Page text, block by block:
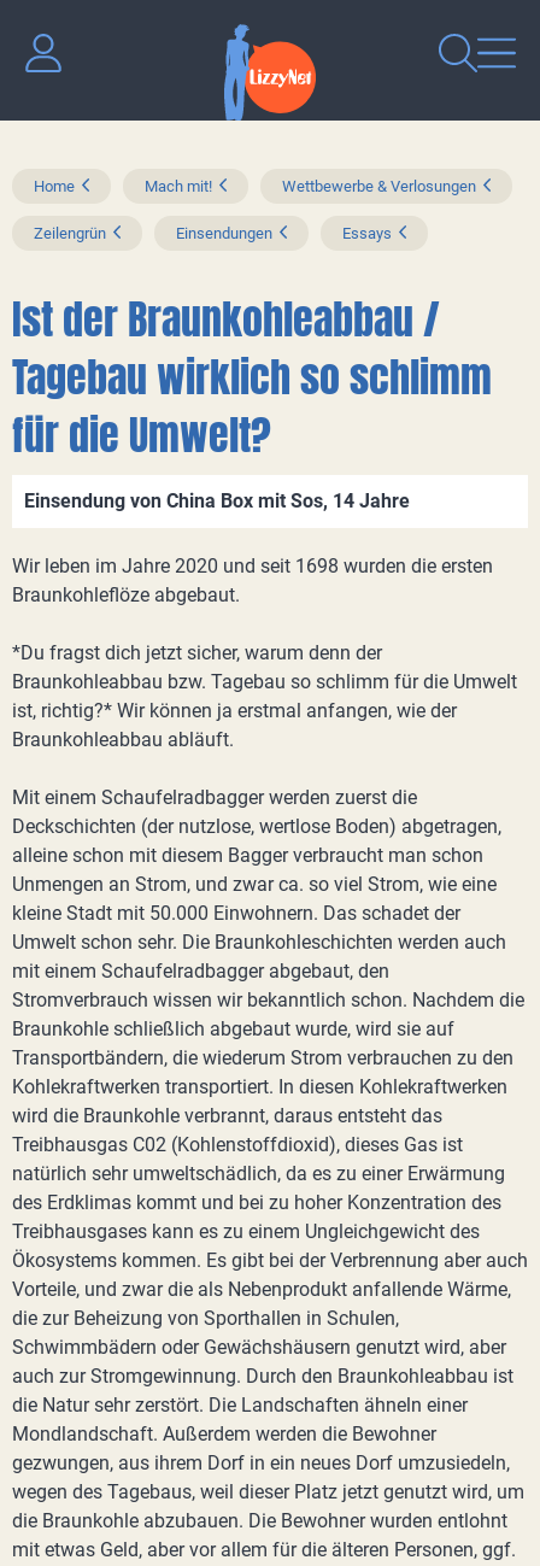
Home Mach mit! Wettbewerbe & Verlosungen
Zeilengrün Einsendungen Essays
Ist der Braunkohleabbau /
Tagebau wirklich so schlimm
für die Umwelt?
Einsendung von China Box mit Sos, 14 Jahre
Wir leben im Jahre 2020 und seit 1698 wurden die ersten
Braunkohleflöze abgebaut.
*Du fragst dich jetzt sicher, warum denn der
Braunkohleabbau bzw. Tagebau so schlimm für die Umwelt
ist, richtig?* Wir können ja erstmal anfangen, wie der
Braunkohleabbau abläuft.
Mit einem Schaufelradbagger werden zuerst die
Deckschichten (der nutzlose, wertlose Boden) abgetragen,
alleine schon mit diesem Bagger verbraucht man schon
Unmengen an Strom, und zwar ca. so viel Strom, wie eine
kleine Stadt mit 50.000 Einwohnern. Das schadet der
Umwelt schon sehr. Die Braunkohleschichten werden auch
mit einem Schaufelradbagger abgebaut, den
Stromverbrauch wissen wir bekanntlich schon. Nachdem die
Braunkohle schließlich abgebaut wurde, wird sie auf
Transportbändern, die wiederum Strom verbrauchen zu den
Kohlekraftwerken transportiert. In diesen Kohlekraftwerken
wird die Braunkohle verbrannt, daraus entsteht das
Treibhausgas C02 (Kohlenstoffdioxid), dieses Gas ist
natürlich sehr umweltschädlich, da es zu einer Erwärmung
des Erdklimas kommt und bei zu hoher Konzentration des
Treibhausgases kann es zu einem Ungleichgewicht des
Ökosystems kommen. Es gibt bei der Verbrennung aber auch
Vorteile, und zwar die als Nebenprodukt anfallende Wärme,
die zur Beheizung von Sporthallen in Schulen,
Schwimmbädern oder Gewächshäusern genutzt wird, aber
auch zur Stromgewinnung. Durch den Braunkohleabbau ist
die Natur sehr zerstört. Die Landschaften ähneln einer
Mondlandschaft. Außerdem werden die Bewohner
gezwungen, aus ihrem Dorf in ein neues Dorf umzusiedeln,
wegen des Tagebaus, weil dieser Platz jetzt genutzt wird, um
die Braunkohle abzubauen. Die Bewohner wurden entlohnt
mit etwas Geld, aber vor allem für die älteren Personen, ggf.